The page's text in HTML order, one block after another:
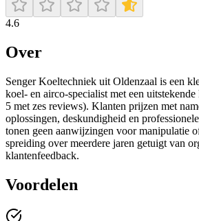
4.6
Over
Senger Koeltechniek uit Oldenzaal is een
koel- en airco-specialist met een
5 met zes reviews). Klanten prijzen met
oplossingen, deskundigheid en
tonen geen aanwijzingen voor manipulatie
spreiding over meerdere jaren getuigt van
klantenfeedback.
Voordelen